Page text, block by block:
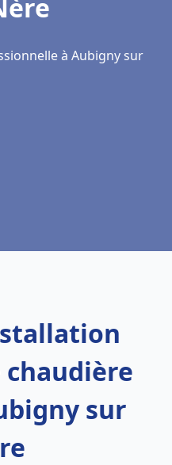
à Aubigny sur
chaudière
sur